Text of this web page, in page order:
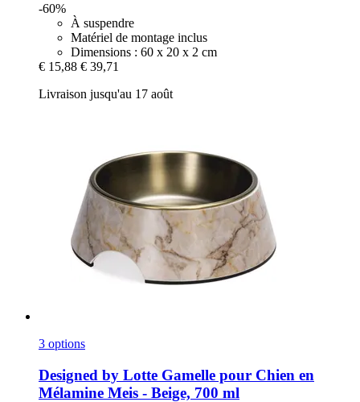
-60%
À suspendre
Matériel de montage inclus
Dimensions : 60 x 20 x 2 cm
€ 15,88 € 39,71
Livraison jusqu'au 17 août
3 options
Designed by Lotte Gamelle pour Chien en
Mélamine Meis -​ Beige, 700 ml